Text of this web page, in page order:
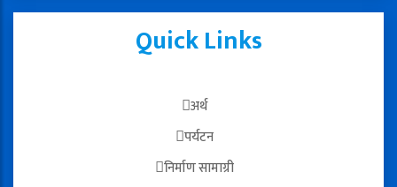
Quick Links
अर्थ
पर्यटन
निर्माण सामाग्री